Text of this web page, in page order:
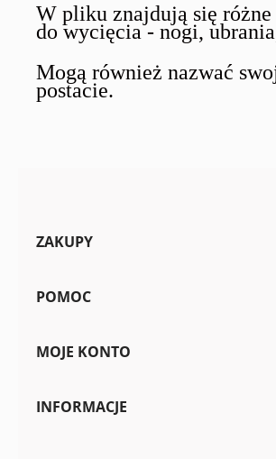
W pliku znajdują się
do wycięcia - nogi,
Mogą również nazwać
postacie.
ZAKUPY
POMOC
MOJE KONTO
INFORMACJE